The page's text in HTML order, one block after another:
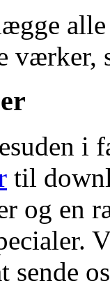
værker,
i
til
og en